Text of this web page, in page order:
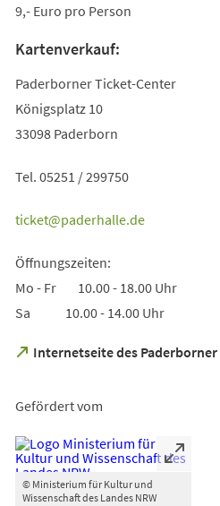
9,- Euro pro Person
Kartenverkauf:
Paderborner Ticket-Center
Königsplatz 10
33098 Paderborn
Tel. 05251 / 299750
ticket paderhalle de
Öffnungszeiten:
Mo - Fr 10.00 - 18.00 Uhr
Sa 10.00 - 14.00 Uhr
Internetseite des
(Öffnet
neuen
Gefördert vom
© Ministerium für Kultur und
Wissenschaft des Landes NRW